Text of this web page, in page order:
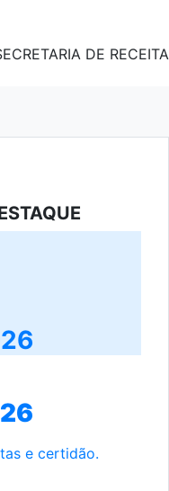
DE RECEITA
e certidão.